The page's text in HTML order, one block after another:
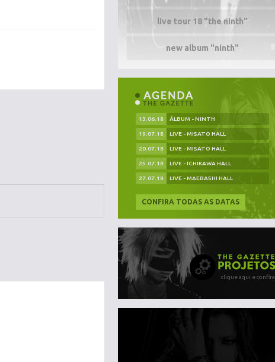
live tour 18 "the ninth"
new album "ninth"
13.06.18 ÁLBUM - NINTH
19.07.18 LIVE - MISATO HALL
20.07.18 LIVE - MISATO HALL
25.07.18 LIVE - ICHIKAWA HALL
27.07.18 LIVE - MAEBASHI HALL
CONFIRA TODAS AS DATAS
clique aqui e confira